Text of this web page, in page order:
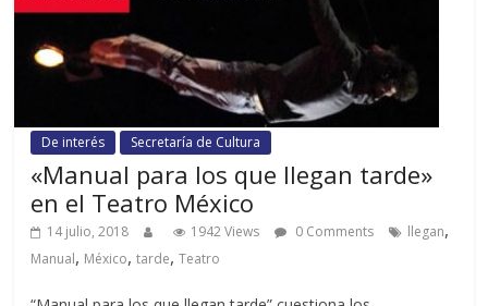
De interés Secretaría de Cultura
«Manual para los que llegan tarde»
en el Teatro México
14 julio, 2018 1942 Views 0 Comments llegan,
Manual, México,tarde,Teatro